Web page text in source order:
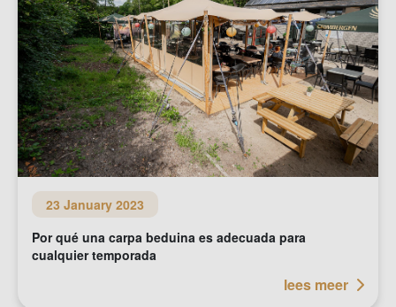
23 January 2023
Por qué una carpa beduina es adecuada para
cualquier temporada
lees meer